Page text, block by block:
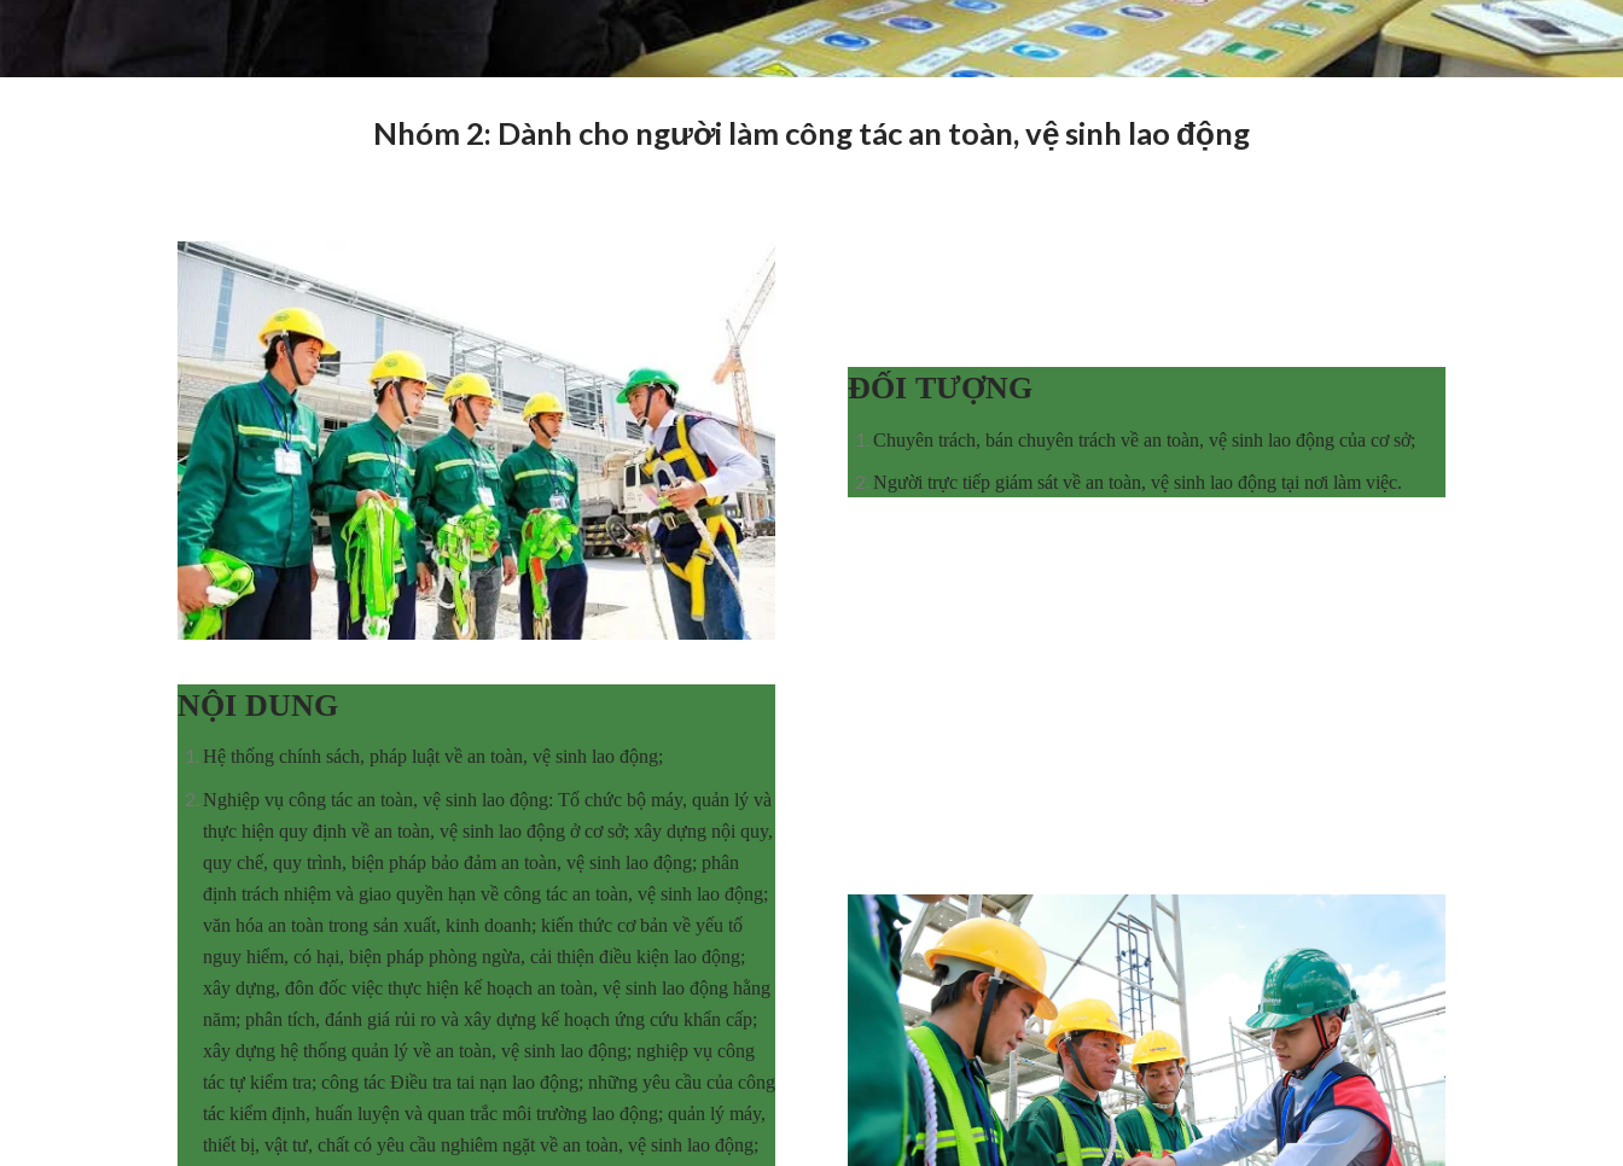
Nhóm 2: Dành cho người làm công tác an toàn, vệ sinh lao động
ĐỐI TƯỢNG
Chuyên trách, bán chuyên trách về an toàn, vệ sinh lao động của cơ sở;
Người trực tiếp giám sát về an toàn, vệ sinh lao động tại nơi làm việc.
NỘI DUNG
Hệ thống chính sách, pháp luật về an toàn, vệ sinh lao động;
Nghiệp vụ công tác an toàn, vệ sinh lao động: Tổ chức bộ máy, quản lý và
thực hiện quy định về an toàn, vệ sinh lao động ở cơ sở; xây dựng nội quy,
quy chế, quy trình, biện pháp bảo đảm an toàn, vệ sinh lao động; phân
định trách nhiệm và giao quyền hạn về công tác an toàn, vệ sinh lao động;
văn hóa an toàn trong sản xuất, kinh doanh; kiến thức cơ bản về yếu tố
nguy hiểm, có hại, biện pháp phòng ngừa, cải thiện điều kiện lao động;
xây dựng, đôn đốc việc thực hiện kế hoạch an toàn, vệ sinh lao động hằng
năm; phân tích, đánh giá rủi ro và xây dựng kế hoạch ứng cứu khẩn cấp;
xây dựng hệ thống quản lý về an toàn, vệ sinh lao động; nghiệp vụ công
tác tự kiểm tra; công tác Điều tra tai nạn lao động; những yêu cầu của công
tác kiểm định, huấn luyện và quan trắc môi trường lao động; quản lý máy,
thiết bị, vật tư, chất có yêu cầu nghiêm ngặt về an toàn, vệ sinh lao động;